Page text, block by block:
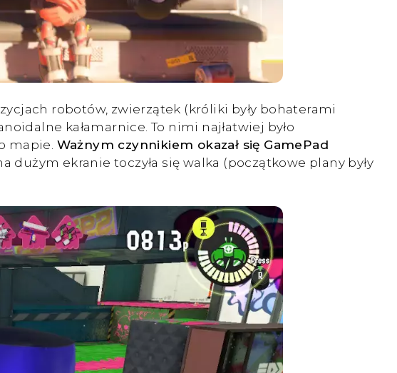
robotów, zwierzątek (króliki były bohaterami
kałamarnice. To nimi najłatwiej było
mapie. Ważnym czynnikiem okazał się GamePad
dużym ekranie toczyła się walka (początkowe plany były